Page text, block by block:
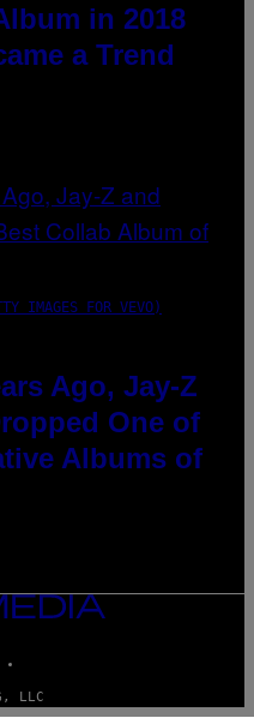
in 2018
a Trend
IMAGES FOR VEVO)
Ago, Jay-Z
One of
Albums of
LLC